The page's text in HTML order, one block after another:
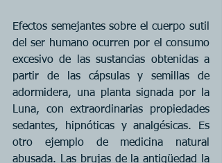
Efectos semejantes sobre el cuerpo sutil
del ser humano ocurren por el consumo
excesivo de las sustancias obtenidas a
partir de las cápsulas y semillas de
adormidera, una planta signada por la
Luna, con extraordinarias propiedades
sedantes, hipnóticas y analgésicas. Es
otro ejemplo de medicina natural
abusada. Las brujas de la antigüedad la